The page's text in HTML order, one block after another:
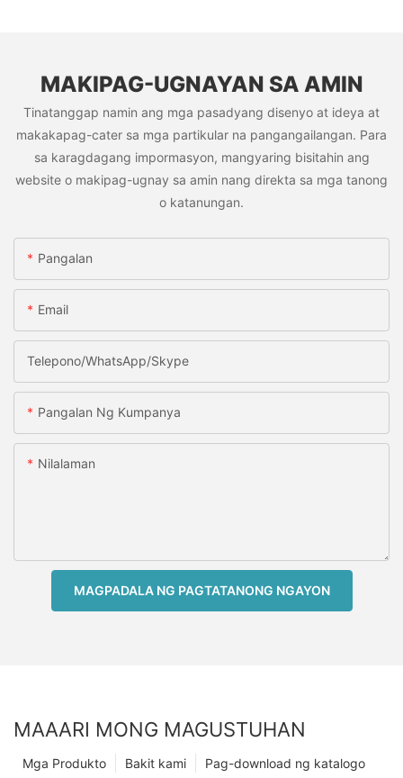
MAKIPAG-UGNAYAN SA AMIN
Tinatanggap namin ang mga pasadyang disenyo at ideya at
makakapag-cater sa mga partikular na pangangailangan. Para
sa karagdagang impormasyon, mangyaring bisitahin ang
website o makipag-ugnay sa amin nang direkta sa mga tanong
o katanungan.
Pangalan
Email
Telepono/WhatsApp/Skype
Pangalan Ng Kumpanya
Nilalaman
MAGPADALA NG PAGTATANONG NGAYON
MAAARI MONG MAGUSTUHAN
Pag-download ng katalogo
Bakit kami
Mga Produkto